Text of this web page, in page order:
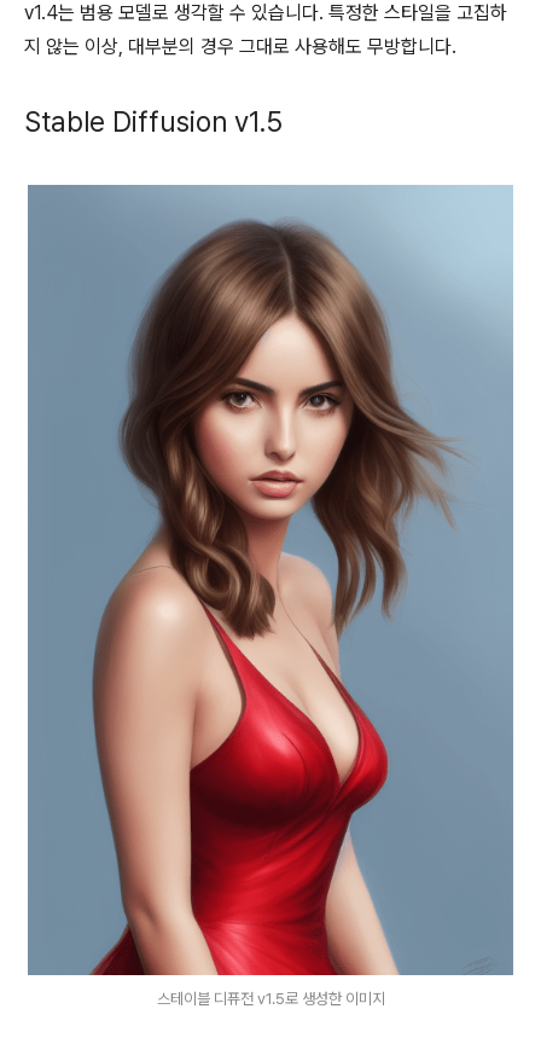
v1.4는 범용 모델로 생각할 수 있습니다. 특정한 스타일을 고집하
지 않는 이상, 대부분의 경우 그대로 사용해도 무방합니다.
Stable Diffusion v1.5
스테이블 디퓨전 v1.5로 생성한 이미지